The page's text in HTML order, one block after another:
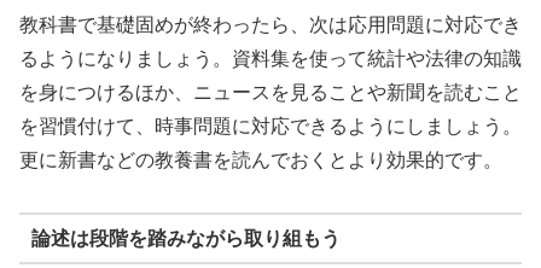
教科書で基礎固めが終わったら、次は応用問題に対応でき
るようになりましょう。資料集を使って統計や法律の知識
を身につけるほか、ニュースを見ることや新聞を読むこと
を習慣付けて、時事問題に対応できるようにしましょう。
更に新書などの教養書を読んでおくとより効果的です。
論述は段階を踏みながら取り組もう